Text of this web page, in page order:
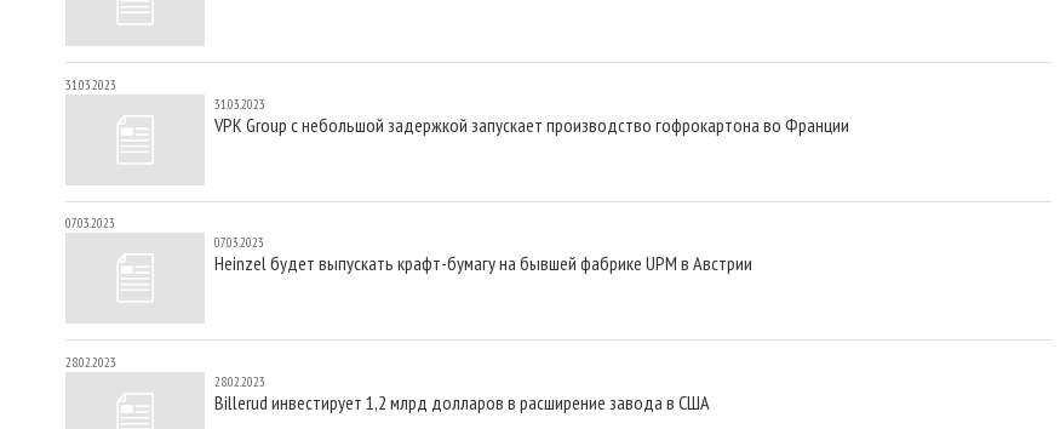
31.03.2023
31.03.2023
VPK Group с небольшой задержкой запускает производство гофрокартона во Франции
07.03.2023
07.03.2023
Heinzel будет выпускать крафт-бумагу на бывшей фабрике UPM в Австрии
28.02.2023
28.02.2023
Billerud инвестирует 1,2 млрд долларов в расширение завода в США